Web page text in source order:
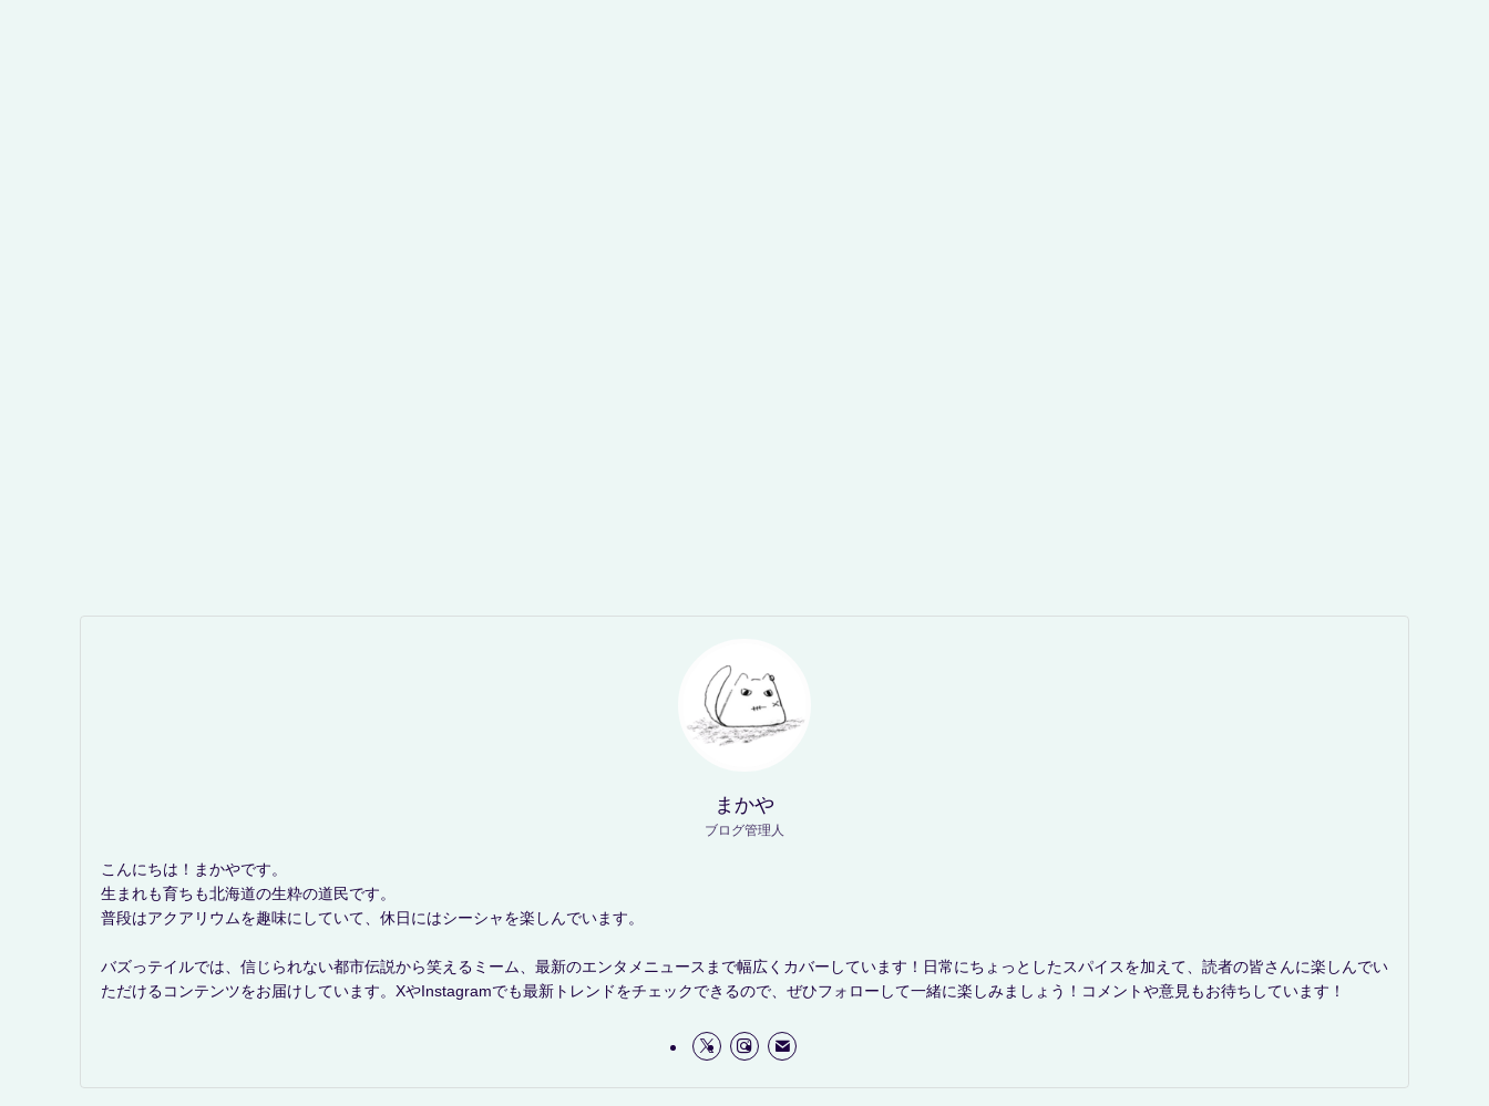
まかや
ブログ管理人
こんにちは！まかやです。
生まれも育ちも北海道の生粋の道民です。
普段はアクアリウムを趣味にしていて、休日にはシーシャを楽しんでいます。
バズっテイルでは、信じられない都市伝説から笑えるミーム、最新のエンタメニュースまで幅広くカバーしています！日常にちょっとしたスパイスを加えて、読者の皆さんに楽しんでい
ただけるコンテンツをお届けしています。XやInstagramでも最新トレンドをチェックできるので、ぜひフォローして一緒に楽しみましょう！コメントや意見もお待ちしています！